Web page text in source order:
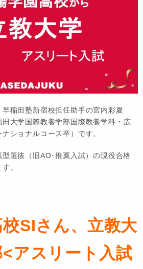
稲田塾新宿校担任助手の宮内彩夏
田大学国際教養学部国際教養学科・広
ショナルコース卒）です。
選抜（旧AO･推薦入試）の現役合格
。
SIさん、立教大
アスリート入試